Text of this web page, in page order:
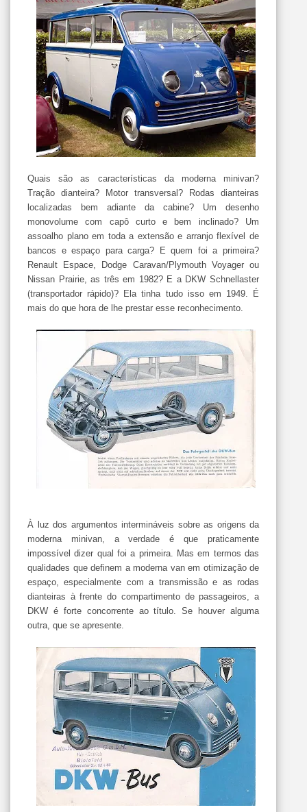
Quais são as características da moderna minivan?
Tração dianteira? Motor transversal? Rodas dianteiras
localizadas bem adiante da cabine? Um desenho
monovolume com capô curto e bem inclinado? Um
assoalho plano em toda a extensão e arranjo flexível de
bancos e espaço para carga? E quem foi a primeira?
Renault Espace, Dodge Caravan/Plymouth Voyager ou
Nissan Prairie, as três em 1982? E a DKW Schnellaster
(transportador rápido)? Ela tinha tudo isso em 1949. É
mais do que hora de lhe prestar esse reconhecimento.
À luz dos argumentos intermináveis sobre as origens da
moderna minivan, a verdade é que praticamente
impossível dizer qual foi a primeira. Mas em termos das
qualidades que definem a moderna van em otimização de
espaço, especialmente com a transmissão e as rodas
dianteiras à frente do compartimento de passageiros, a
DKW é forte concorrente ao título. Se houver alguma
outra, que se apresente.